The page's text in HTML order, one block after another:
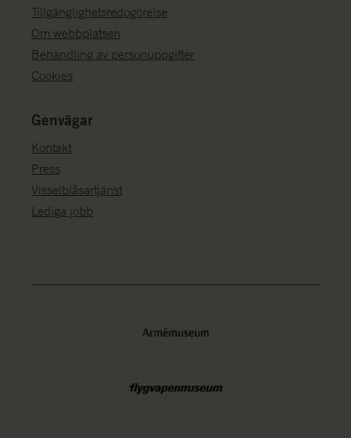
Tillgänglighetsredogörelse
Om webbplatsen
Behandling av personuppgifter
Cookies
Genvägar
Kontakt
Press
Visselblåsartjänst
Lediga jobb